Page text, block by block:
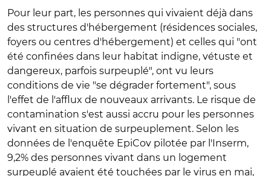
Pour leur part, les personnes qui vivaient déjà dans
des structures d'hébergement (résidences sociales,
foyers ou centres d'hébergement) et celles qui "ont
été confinées dans leur habitat indigne, vétuste et
dangereux, parfois surpeuplé", ont vu leurs
conditions de vie "se dégrader fortement", sous
l'effet de l'afflux de nouveaux arrivants. Le risque de
contamination s'est aussi accru pour les personnes
vivant en situation de surpeuplement. Selon les
données de l'enquête EpiCov pilotée par l'Inserm,
9,2% des personnes vivant dans un logement
surpeuplé avaient été touchées par le virus en mai,